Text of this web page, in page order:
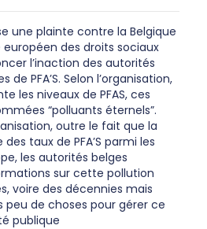
une plainte contre la Belgique
des droits sociaux
l’inaction des autorités
de PFA’S. Selon l’organisation,
les niveaux de PFAS, ces
“polluants éternels”.
outre le fait que la
taux de PFA’S parmi les
les autorités belges
sur cette pollution
voire des décennies mais
peu de choses pour gérer ce
publique